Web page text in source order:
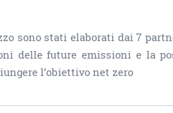
sono stati elaborati dai 7
delle future emissioni e la
l’obiettivo net zero